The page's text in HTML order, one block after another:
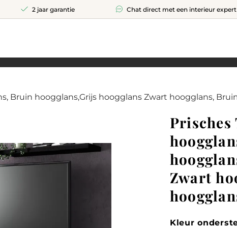
2 jaar garantie Chat direct met een interieur expert
Bruin hoogglans,Grijs hoogglans Zwart hoogglans,
Zwart
Kleur